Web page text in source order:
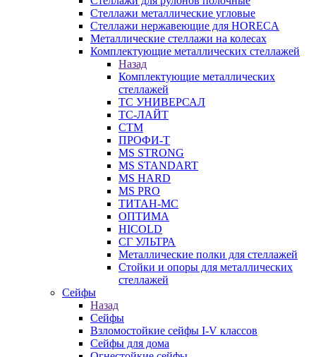
Стеллажи металлические угловые
Стеллажи нержавеющие для HORECA
Металлические стеллажи на колесах
Комплектующие металлических стеллажей
Назад
Комплектующие металлических
стеллажей
ТС УНИВЕРСАЛ
ТС-ЛАЙТ
СТМ
ПРОФИ-Т
MS STRONG
MS STANDART
MS HARD
MS PRO
ТИТАН-МС
ОПТИМА
HICOLD
СГ УЛЬТРА
Металлические полки для стеллажей
Стойки и опоры для металлических
стеллажей
Сейфы
Назад
Сейфы
Взломостойкие сейфы I-V классов
Сейфы для дома